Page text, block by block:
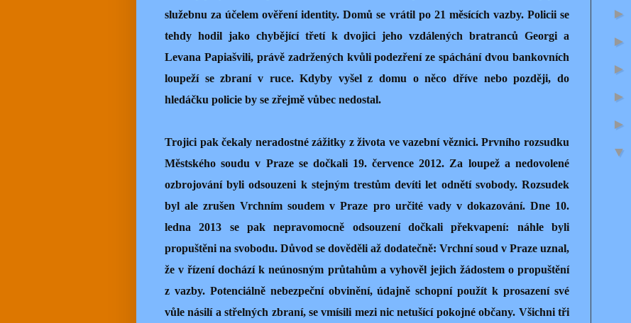
služebnu za účelem ověření identity. Domů se vrátil po 21 měsících vazby. Policii se
tehdy hodil jako chybějící třetí k dvojici jeho vzdálených bratranců Georgi a
Levana Papiašvili, právě zadržených kvůli podezření ze spáchání dvou bankovních
loupeží se zbraní v ruce. Kdyby vyšel z domu o něco dříve nebo později, do
hledáčku policie by se zřejmě vůbec nedostal.
Trojici pak čekaly neradostné zážitky z života ve vazební věznici. Prvního rozsudku
Městského soudu v Praze se dočkali 19. července 2012. Za loupež a nedovolené
ozbrojování byli odsouzeni k stejným trestům devíti let odnětí svobody. Rozsudek
byl ale zrušen Vrchním soudem v Praze pro určité vady v dokazování. Dne 10.
ledna 2013 se pak nepravomocně odsouzení dočkali překvapení: náhle byli
propuštěni na svobodu. Důvod se dověděli až dodatečně: Vrchní soud v Praze uznal,
že v řízení dochází k neúnosným průtahům a vyhověl jejich žádostem o propuštění
z vazby. Potenciálně nebezpeční obvinění, údajně schopní použít k prosazení své
vůle násilí a střelných zbraní, se vmísili mezi nic netušící pokojné občany. Všichni tři
►
►
►
►
►
▼